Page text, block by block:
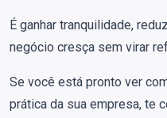
É ganhar tranquilidade,
negócio cresça sem virar
Se você está pronto ver
prática da sua empresa, te